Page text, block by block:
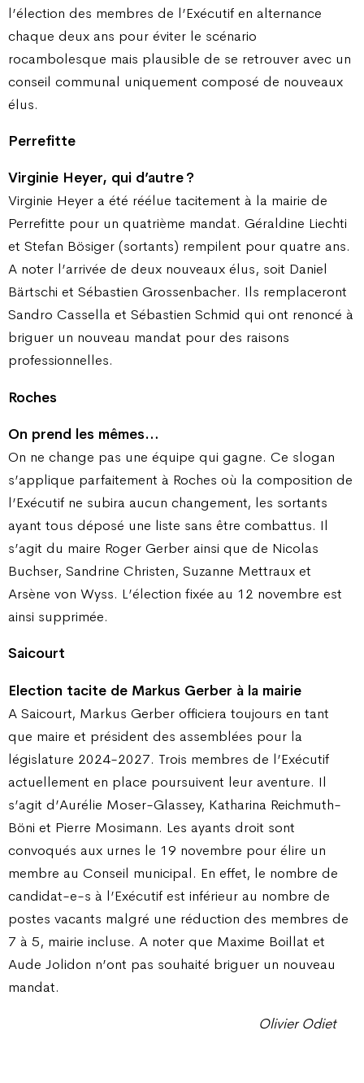
l’élection des membres de l’Exécutif en alternance
chaque deux ans pour éviter le scénario
rocambolesque mais plausible de se retrouver avec un
conseil communal uniquement composé de nouveaux
élus.
Perrefitte
Virginie Heyer, qui d’autre ?
Virginie Heyer a été réélue tacitement à la mairie de
Perrefitte pour un quatrième mandat. Géraldine Liechti
et Stefan Bösiger (sortants) rempilent pour quatre ans.
A noter l’arrivée de deux nouveaux élus, soit Daniel
Bärtschi et Sébastien Grossenbacher. Ils remplaceront
Sandro Cassella et Sébastien Schmid qui ont renoncé à
briguer un nouveau mandat pour des raisons
professionnelles.
Roches
On prend les mêmes…
On ne change pas une équipe qui gagne. Ce slogan
s’applique parfaitement à Roches où la composition de
l’Exécutif ne subira aucun changement, les sortants
ayant tous déposé une liste sans être combattus. Il
s’agit du maire Roger Gerber ainsi que de Nicolas
Buchser, Sandrine Christen, Suzanne Mettraux et
Arsène von Wyss. L’élection fixée au 12 novembre est
ainsi supprimée.
Saicourt
Election tacite de Markus Gerber à la mairie
A Saicourt, Markus Gerber officiera toujours en tant
que maire et président des assemblées pour la
législature 2024-2027. Trois membres de l’Exécutif
actuellement en place poursuivent leur aventure. Il
s’agit d’Aurélie Moser-Glassey, Katharina Reichmuth-
Böni et Pierre Mosimann. Les ayants droit sont
convoqués aux urnes le 19 novembre pour élire un
membre au Conseil municipal. En effet, le nombre de
candidat-e-s à l’Exécutif est inférieur au nombre de
postes vacants malgré une réduction des membres de
7 à 5, mairie incluse. A noter que Maxime Boillat et
Aude Jolidon n’ont pas souhaité briguer un nouveau
mandat.
Olivier Odiet